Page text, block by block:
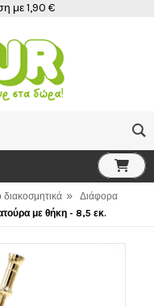
με 1,90 €
»
Διάφορα
με θήκη - 8,5 εκ.